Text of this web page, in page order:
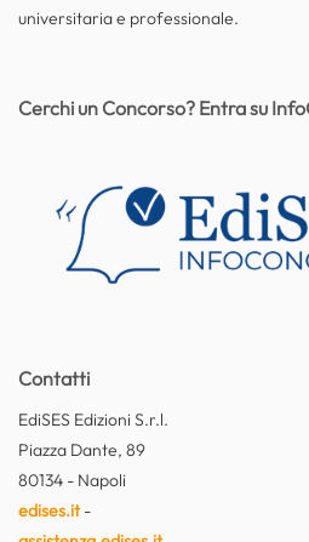
universitaria e professionale.
Contatti
EdiSES Edizioni S.r.l.
Piazza Dante, 89
80134 - Napoli
edises.it-
Cerchi un Concorso? Entra su